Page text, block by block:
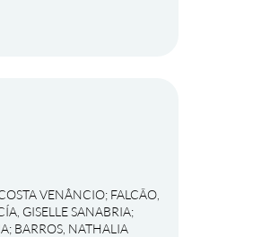
VENÂNCIO; FALCÃO,
GISELLE SANABRIA;
; BARROS, NATHALIA